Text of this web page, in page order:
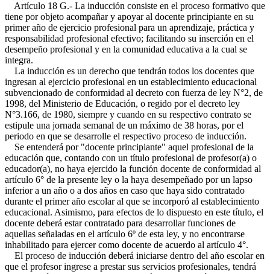
Artículo 18 G.- La inducción consiste en el proceso formativo que
tiene por objeto acompañar y apoyar al docente principiante en su
primer año de ejercicio profesional para un aprendizaje, práctica y
responsabilidad profesional efectivo; facilitando su inserción en el
desempeño profesional y en la comunidad educativa a la cual se
integra.
La inducción es un derecho que tendrán todos los docentes que
ingresan al ejercicio profesional en un establecimiento educacional
subvencionado de conformidad al decreto con fuerza de ley N°2, de
1998, del Ministerio de Educación, o regido por el decreto ley
N°3.166, de 1980, siempre y cuando en su respectivo contrato se
estipule una jornada semanal de un máximo de 38 horas, por el
periodo en que se desarrolle el respectivo proceso de inducción.
Se entenderá por "docente principiante" aquel profesional de la
educación que, contando con un título profesional de profesor(a) o
educador(a), no haya ejercido la función docente de conformidad al
artículo 6° de la presente ley o la haya desempeñado por un lapso
inferior a un año o a dos años en caso que haya sido contratado
durante el primer año escolar al que se incorporó al establecimiento
educacional. Asimismo, para efectos de lo dispuesto en este título, el
docente deberá estar contratado para desarrollar funciones de
aquellas señaladas en el artículo 6º de esta ley, y no encontrarse
inhabilitado para ejercer como docente de acuerdo al artículo 4°.
El proceso de inducción deberá iniciarse dentro del año escolar en
que el profesor ingrese a prestar sus servicios profesionales, tendrá